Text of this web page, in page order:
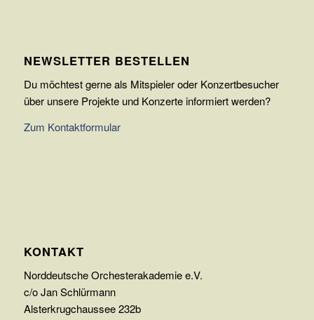
NEWSLETTER BESTELLEN
Du möchtest gerne als Mitspieler oder Konzertbesucher
über unsere Projekte und Konzerte informiert werden?
Zum Kontaktformular
KONTAKT
Norddeutsche Orchesterakademie e.V.
c/o Jan Schlürmann
Alsterkrugchaussee 232b